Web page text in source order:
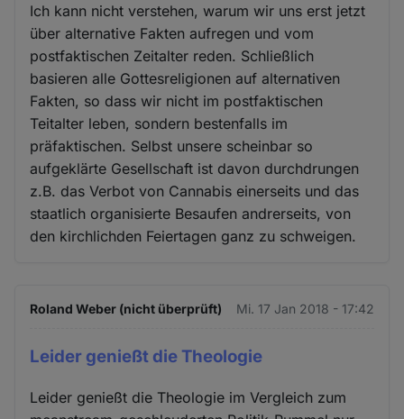
Ich kann nicht verstehen, warum wir uns erst jetzt
über alternative Fakten aufregen und vom
postfaktischen Zeitalter reden. Schließlich
basieren alle Gottesreligionen auf alternativen
Fakten, so dass wir nicht im postfaktischen
Teitalter leben, sondern bestenfalls im
präfaktischen. Selbst unsere scheinbar so
aufgeklärte Gesellschaft ist davon durchdrungen
z.B. das Verbot von Cannabis einerseits und das
staatlich organisierte Besaufen andrerseits, von
den kirchlichden Feiertagen ganz zu schweigen.
Roland Weber (nicht überprüft) Mi. 17 Jan 2018 - 17:42
Leider genießt die Theologie
Leider genießt die Theologie im Vergleich zum